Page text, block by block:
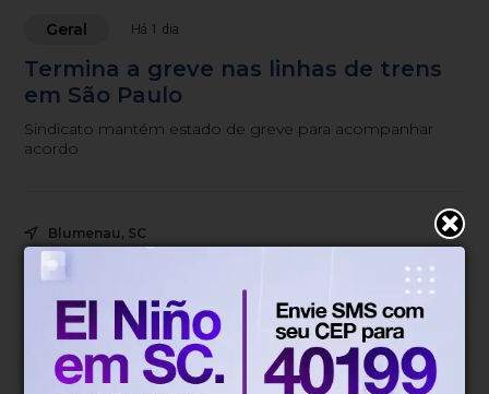
Geral Há 1 dia
Termina a greve nas linhas de trens
em São Paulo
Sindicato mantém estado de greve para acompanhar
acordo
Blumenau, SC
15°
Mín.
15°
Sensação
1.22km/h 100%
Umidade